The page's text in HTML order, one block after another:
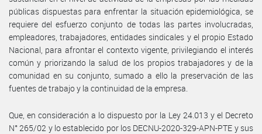
públicas dispuestas para enfrentar la situación epidemiológica, se
requiere del esfuerzo conjunto de todas las partes involucradas,
empleadores, trabajadores, entidades sindicales y el propio Estado
Nacional, para afrontar el contexto vigente, privilegiando el interés
común y priorizando la salud de los propios trabajadores y de la
comunidad en su conjunto, sumado a ello la preservación de las
fuentes de trabajo y la continuidad de la empresa.
Que, en consideración a lo dispuesto por la Ley 24.013 y el Decreto
N° 265/02 y lo establecido por los DECNU-2020-329-APN-PTE y sus